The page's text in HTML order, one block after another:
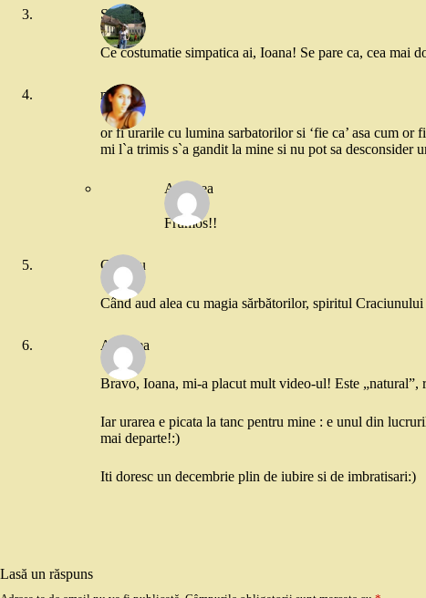
Simona
Ce costumatie simpatica ai, Ioana! Se pare ca, cea mai
maddy
or fi urarile cu lumina sarbatorilor si ‘fie ca’ asa cum or
mi l`a trimis s`a gandit la mine si nu pot sa desconsider
Andreea
Frumos!!
Claudiu
Când aud alea cu magia sărbătorilor, spiritul
Andreea
Bravo, Ioana, mi-a placut mult video-ul! Este „natural”,
Iar urarea e picata la tanc pentru mine : e unul din
mai departe!:)
Iti doresc un decembrie plin de iubire si de imbratisari:)
Lasă un răspuns